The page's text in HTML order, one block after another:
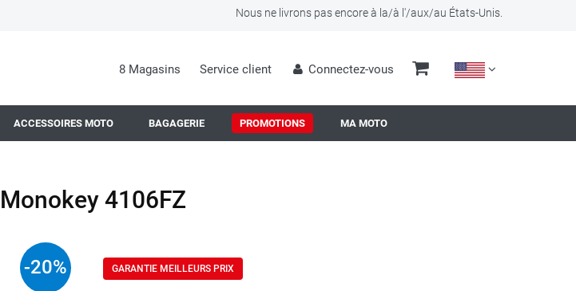
Nous ne livrons pas encore à la/à l'/aux/au États-Unis.
8 Magasins Service client Connectez-vous
ACCESSOIRES MOTO BAGAGERIE PROMOTIONS MA MOTO
4106FZ
-20% GARANTIE MEILLEURS PRIX